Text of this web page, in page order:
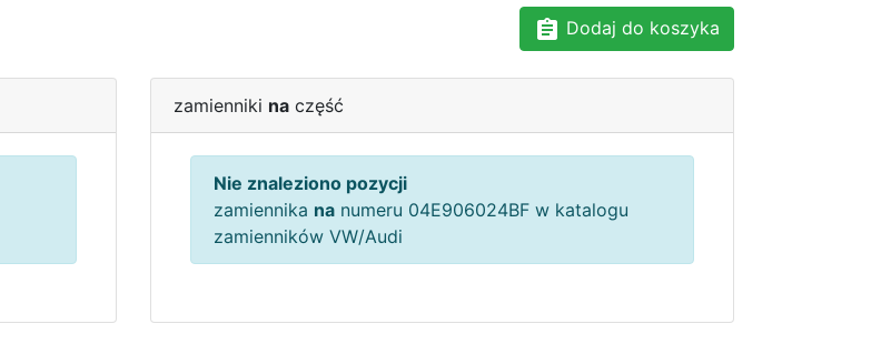
Dodaj do koszyka
zamienniki na część
Nie znaleziono pozycji
zamiennika na numeru 04E906024BF w katalogu
zamienników VW/Audi